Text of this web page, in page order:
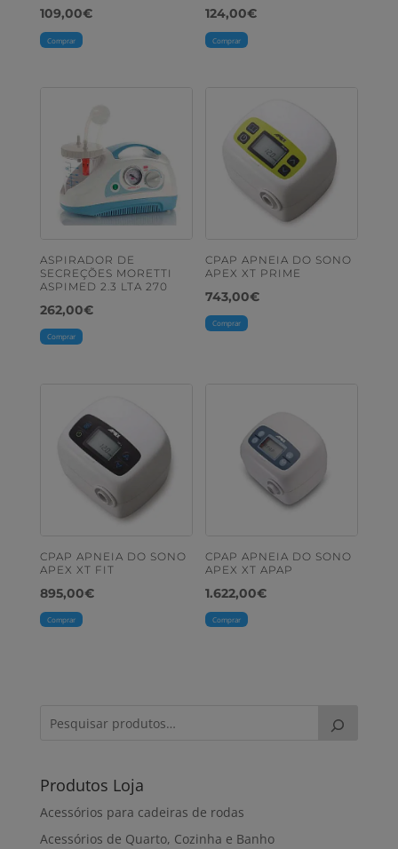
109,00€
Comprar
124,00€
Comprar
ASPIRADOR DE
SECREÇÕES MORETTI
ASPIMED 2.3 LTA 270
262,00€
Comprar
CPAP APNEIA DO SONO
APEX XT PRIME
743,00€
Comprar
CPAP APNEIA DO SONO
APEX XT FIT
895,00€
Comprar
CPAP APNEIA DO SONO
APEX XT APAP
1.622,00€
Comprar
Produtos Loja
Acessórios para cadeiras de rodas
Acessórios de Quarto, Cozinha e Banho